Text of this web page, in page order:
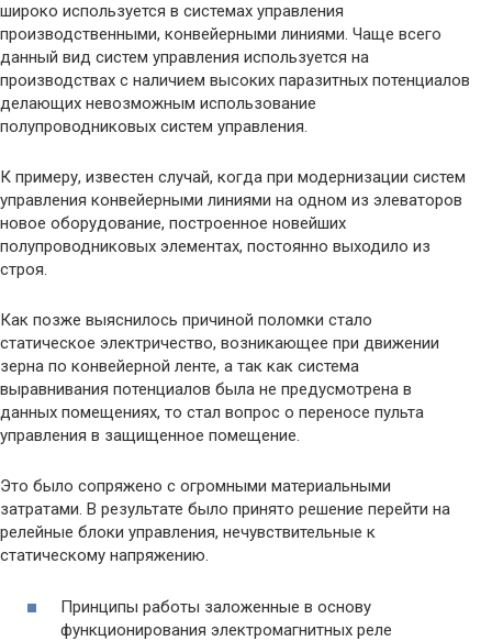
широко используется в системах управления
производственными, конвейерными линиями. Чаще всего
данный вид систем управления используется на
производствах с наличием высоких паразитных потенциалов
делающих невозможным использование
полупроводниковых систем управления.
К примеру, известен случай, когда при модернизации систем
управления конвейерными линиями на одном из элеваторов
новое оборудование, построенное новейших
полупроводниковых элементах, постоянно выходило из
строя.
Как позже выяснилось причиной поломки стало
статическое электричество, возникающее при движении
зерна по конвейерной ленте, а так как система
выравнивания потенциалов была не предусмотрена в
данных помещениях, то стал вопрос о переносе пульта
управления в защищенное помещение.
Это было сопряжено с огромными материальными
затратами. В результате было принято решение перейти на
релейные блоки управления, нечувствительные к
статическому напряжению.
Принципы работы заложенные в основу
функционирования электромагнитных реле